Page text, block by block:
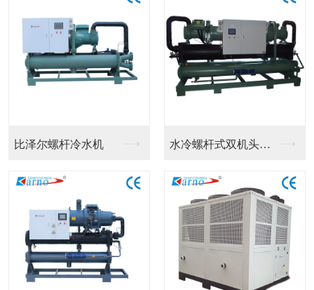
比泽尔螺杆冷水机 水冷螺杆式双机头冷水...